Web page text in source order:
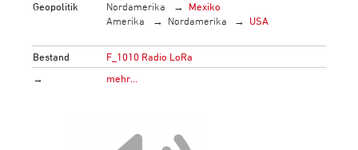
Geopolitik
Nordamerika
Mexiko
Amerika
Nordamerika USA
Bestand
F_1010 Radio LoRa
→
mehr…